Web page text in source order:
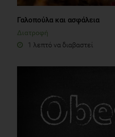
Γαλοπούλα και ασφάλεια
Διατροφή
1 λεπτό να διαβαστεί